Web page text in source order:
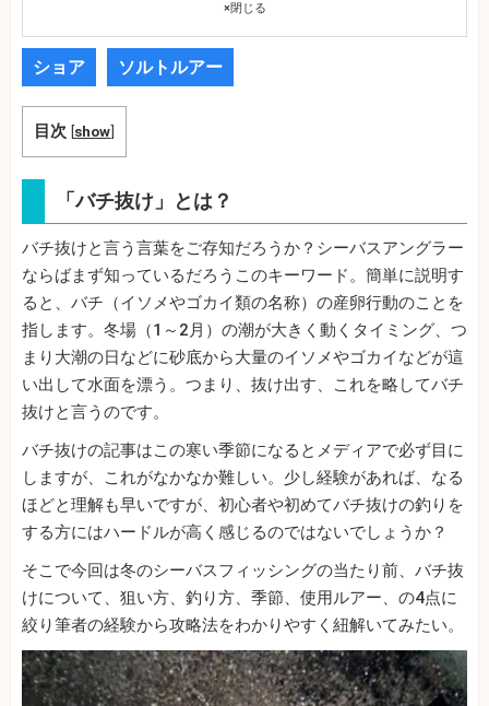
×閉じる
ショア ソルトルアー
目次 [show]
「バチ抜け」とは？
バチ抜けと言う言葉をご存知だろうか？シーバスアングラー
ならばまず知っているだろうこのキーワード。簡単に説明す
ると、バチ（イソメやゴカイ類の名称）の産卵行動のことを
指します。冬場（1～2月）の潮が大きく動くタイミング、つ
まり大潮の日などに砂底から大量のイソメやゴカイなどが這
い出して水面を漂う。つまり、抜け出す、これを略してバチ
抜けと言うのです。
バチ抜けの記事はこの寒い季節になるとメディアで必ず目に
しますが、これがなかなか難しい。少し経験があれば、なる
ほどと理解も早いですが、初心者や初めてバチ抜けの釣りを
する方にはハードルが高く感じるのではないでしょうか？
そこで今回は冬のシーバスフィッシングの当たり前、バチ抜
けについて、狙い方、釣り方、季節、使用ルアー、の4点に
絞り筆者の経験から攻略法をわかりやすく紐解いてみたい。